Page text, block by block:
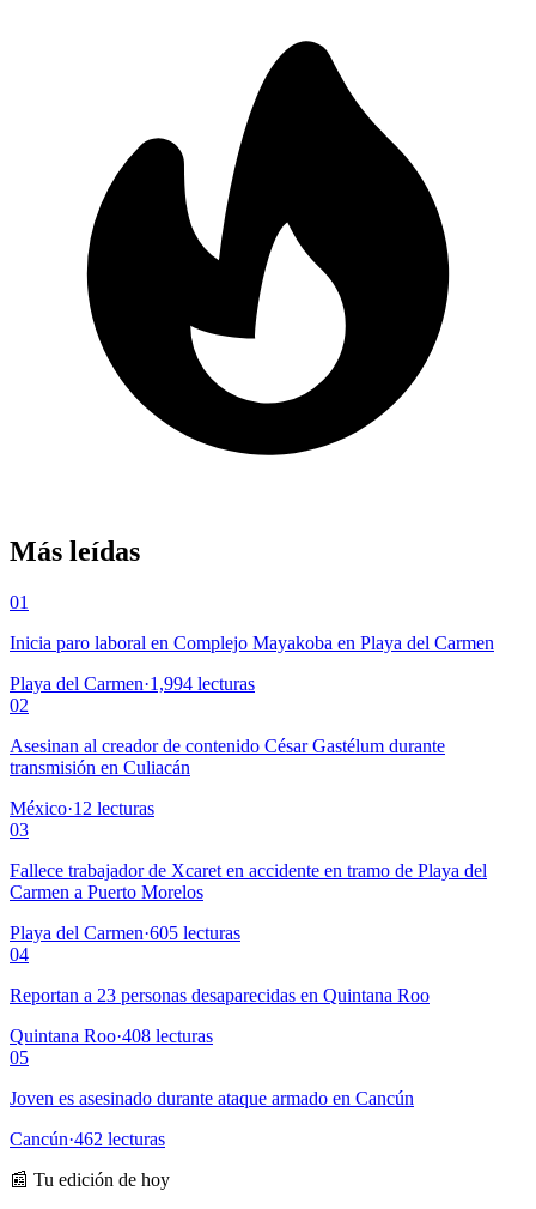
Más leídas
01
Inicia paro laboral en Complejo Mayakoba en Playa del Carmen
Playa del Carmen·1,994 lecturas
02
Asesinan al creador de contenido César Gastélum durante
transmisión en Culiacán
México·12 lecturas
03
Fallece trabajador de Xcaret en accidente en tramo de Playa del
Carmen a Puerto Morelos
Playa del Carmen·605 lecturas
04
Reportan a 23 personas desaparecidas en Quintana Roo
Quintana Roo·408 lecturas
05
Joven es asesinado durante ataque armado en Cancún
Cancún·462 lecturas
📰 Tu edición de hoy